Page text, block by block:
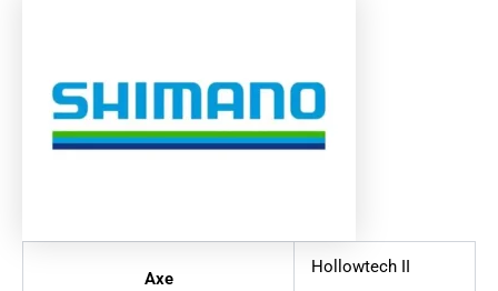
Axe
Hollowtech II